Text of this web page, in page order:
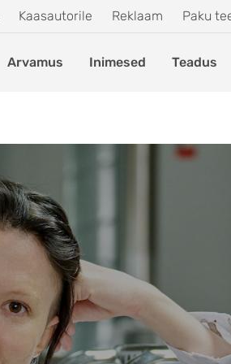
Kaasautorile Reklaam Paku
Arvamus Inimesed Teadus